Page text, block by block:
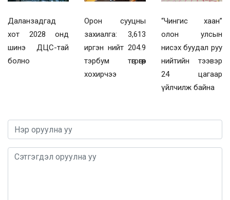
Даланзадгад
хот 2028 онд
шинэ ДЦС-тай
болно
Орон сууцны
захиалга: 3,613
иргэн нийт 204.9
тэрбум төгрөгөөр
хохирчээ
“Чингис хаан”
олон улсын
нисэх буудал руу
нийтийн тээвэр
24 цагаар
үйлчилж байна